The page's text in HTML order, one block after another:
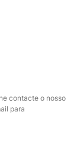
contacte o nosso
para